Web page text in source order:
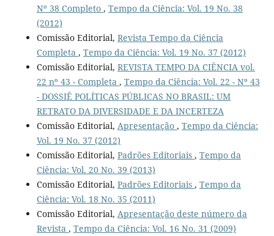
Nº 38 Completo , Tempo da Ciência: Vol. 19 No. 38
(2012)
Comissão Editorial, Revista Tempo da Ciência
Completa , Tempo da Ciência: Vol. 19 No. 37 (2012)
Comissão Editorial, REVISTA TEMPO DA CIÊNCIA vol.
22 nº 43 - Completa , Tempo da Ciência: Vol. 22 - Nº 43
- DOSSIÊ POLÍTICAS PÚBLICAS NO BRASIL: UM
RETRATO DA DIVERSIDADE E DA INCERTEZA
Comissão Editorial, Apresentação , Tempo da Ciência:
Vol. 19 No. 37 (2012)
Comissão Editorial, Padrões Editoriais , Tempo da
Ciência: Vol. 20 No. 39 (2013)
Comissão Editorial, Padrões Editoriais , Tempo da
Ciência: Vol. 18 No. 35 (2011)
Comissão Editorial, Apresentação deste número da
Revista , Tempo da Ciência: Vol. 16 No. 31 (2009)